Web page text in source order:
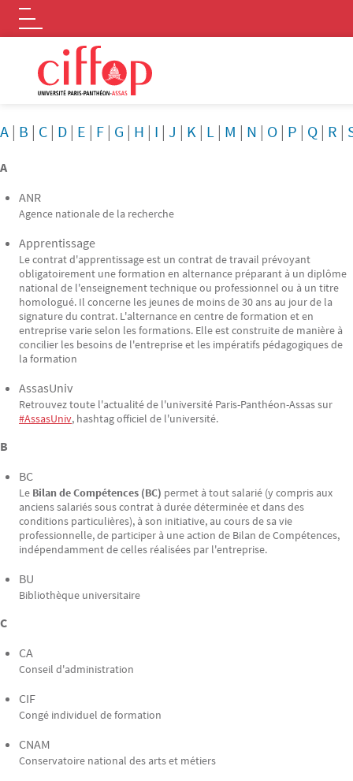
Logo
A | B | C | D | E | F | G | H | I | J | K | L | M | N | O | P | Q | R |
A
ANR
Agence nationale de la recherche
Apprentissage
Le contrat d'apprentissage est un contrat de travail prévoyant
obligatoirement une formation en alternance préparant à un diplôme
national de l'enseignement technique ou professionnel ou à un titre
homologué. Il concerne les jeunes de moins de 30 ans au jour de la
signature du contrat. L'alternance en centre de formation et en
entreprise varie selon les formations. Elle est construite de manière à
concilier les besoins de l'entreprise et les impératifs pédagogiques de
la formation
AssasUniv
Retrouvez toute l'actualité de l'université Paris-Panthéon-Assas sur
#AssasUniv, hashtag officiel de l'université.
B
BC
Le Bilan de Compétences (BC) permet à tout salarié (y compris aux
anciens salariés sous contrat à durée déterminée et dans des
conditions particulières), à son initiative, au cours de sa vie
professionnelle, de participer à une action de Bilan de Compétences,
indépendamment de celles réalisées par l'entreprise.
BU
Bibliothèque universitaire
C
CA
Conseil d'administration
CIF
Congé individuel de formation
CNAM
Conservatoire national des arts et métiers